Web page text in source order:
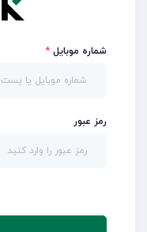
شماره موبایل
رمز عبور